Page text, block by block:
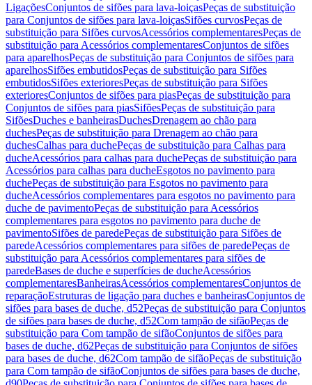
LigaçõesConjuntos de sifões para lava-loiçasPeças de substituição
para Conjuntos de sifões para lava-loiçasSifões curvosPeças de
substituição para Sifões curvosAcessórios complementaresPeças de
substituição para Acessórios complementaresConjuntos de sifões
para aparelhosPeças de substituição para Conjuntos de sifões para
aparelhosSifões embutidosPeças de substituição para Sifões
embutidosSifões exterioresPeças de substituição para Sifões
exterioresConjuntos de sifões para piasPeças de substituição para
Conjuntos de sifões para piasSifõesPeças de substituição para
SifõesDuches e banheirasDuchesDrenagem ao chão para
duchesPeças de substituição para Drenagem ao chão para
duchesCalhas para duchePeças de substituição para Calhas para
ducheAcessórios para calhas para duchePeças de substituição para
Acessórios para calhas para ducheEsgotos no pavimento para
duchePeças de substituição para Esgotos no pavimento para
ducheAcessórios complementares para esgotos no pavimento para
duche de pavimentoPeças de substituição para Acessórios
complementares para esgotos no pavimento para duche de
pavimentoSifões de paredePeças de substituição para Sifões de
paredeAcessórios complementares para sifões de paredePeças de
substituição para Acessórios complementares para sifões de
paredeBases de duche e superfícies de ducheAcessórios
complementaresBanheirasAcessórios complementaresConjuntos de
reparaçãoEstruturas de ligação para duches e banheirasConjuntos de
sifões para bases de duche, d52Peças de substituição para Conjuntos
de sifões para bases de duche, d52Com tampão de sifãoPeças de
substituição para Com tampão de sifãoConjuntos de sifões para
bases de duche, d62Peças de substituição para Conjuntos de sifões
para bases de duche, d62Com tampão de sifãoPeças de substituição
para Com tampão de sifãoConjuntos de sifões para bases de duche,